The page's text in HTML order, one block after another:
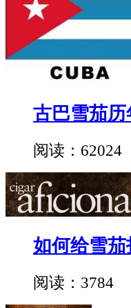
古巴雪茄历
阅读：62024
如何给雪茄
阅读：3784